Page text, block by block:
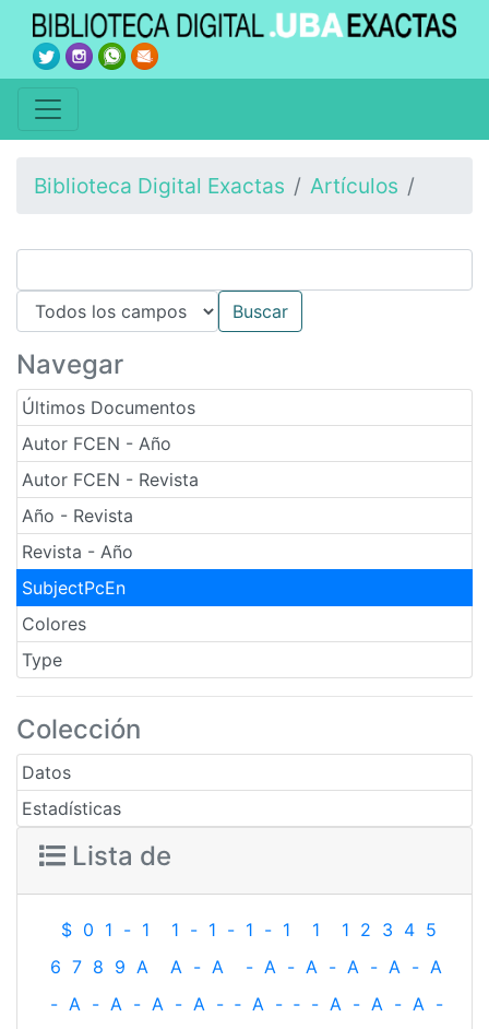
Biblioteca Digital Exactas Artículos
Navegar
Últimos Documentos
Autor FCEN - Año
Autor FCEN - Revista
Año - Revista
Revista - Año
SubjectPcEn
Colores
Type
Colección
Datos
Estadísticas
Lista de
$ 0 1 - 1 1 - 1 - 1 - 1 1 1 2 3 4 5
6 7 8 9 A A - A - A - A - A - A - A
- A - A - A - A - ‐ A - ‐ - A - A - A -